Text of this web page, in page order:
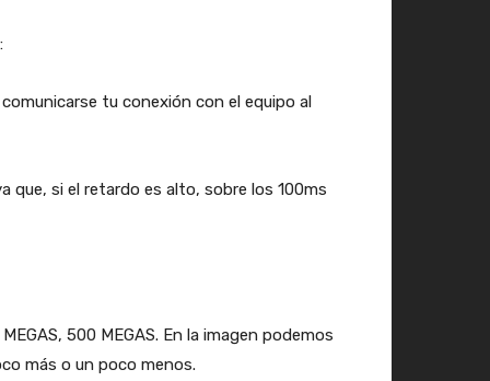
tu conexión con el equipo al
que, si el retardo es alto, sobre los 100ms
500 MEGAS. En la imagen podemos
más o un poco menos.